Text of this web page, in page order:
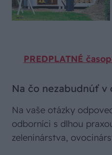
PREDPLATNÉ
Na čo nezabudnúť v
Na vaše otázky
odborníci s dlhou
zeleninárstva,